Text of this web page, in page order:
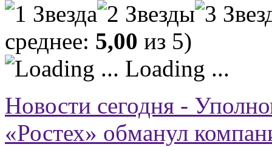
среднее: 5,00 из 5)
Loading ...
Новости сегодня -
«Ростех» обманул